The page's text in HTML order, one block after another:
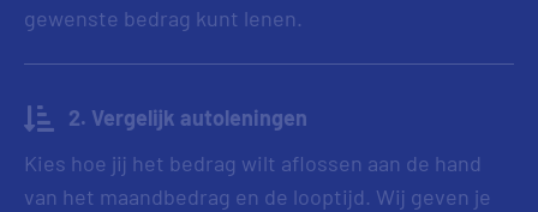
gewenste bedrag kunt lenen.
2. Vergelijk autoleningen
Kies hoe jij het bedrag wilt aflossen aan de hand
van het maandbedrag en de looptijd. Wij geven je